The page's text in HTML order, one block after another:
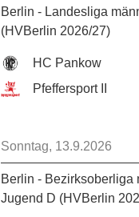
Berlin - Landesliga
(HVBerlin 2026/27)
HC Pankow
Pfeffersport II
Sonntag, 13.9.2026
Berlin - Bezirksoberliga
Jugend D (HVBerlin